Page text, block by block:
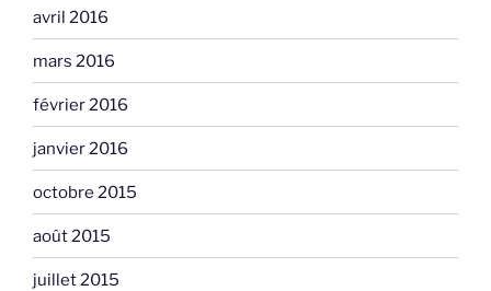
avril 2016
mars 2016
février 2016
janvier 2016
octobre 2015
août 2015
juillet 2015